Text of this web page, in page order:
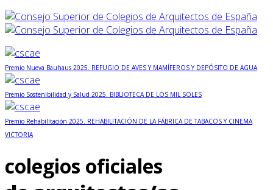
Premio Nueva Bauhaus 2025. REFUGIO DE AVES Y MAMÍFEROS Y DEPÓSITO DE AGUA
Premio Sostenibilidad y Salud 2025. BIBLIOTECA DE LOS MIL SOLES
Premio Rehabilitación 2025. REHABILITACIÓN DE LA FÁBRICA DE TABACOS Y CINEMA
VICTORIA
colegios oficiales